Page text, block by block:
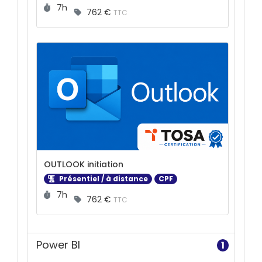
Durée :
7h 762 € TTC
OUTLOOK initiation
Présentiel / à distance CPF
Durée :
7h 762 € TTC
Power BI 1